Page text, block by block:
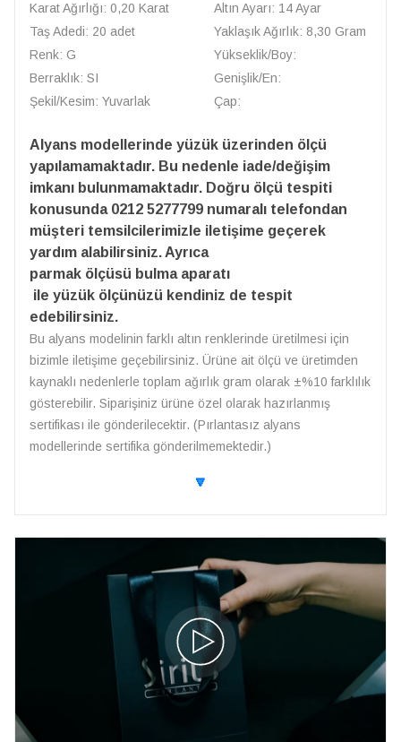
Karat Ağırlığı: 0,20 Karat
Taş Adedi: 20 adet
Renk: G
Berraklık: SI
Şekil/Kesim: Yuvarlak
Altın Ayarı: 14 Ayar
Yaklaşık Ağırlık: 8,30 Gram
Yükseklik/Boy:
Genişlik/En:
Çap:
Alyans modellerinde yüzük üzerinden ölçü
yapılamamaktadır. Bu nedenle iade/değişim
imkanı bulunmamaktadır. Doğru ölçü tespiti
konusunda 0212 5277799 numaralı telefondan
müşteri temsilcilerimizle iletişime geçerek
yardım alabilirsiniz. Ayrıca
parmak ölçüsü bulma aparatı
ile yüzük ölçünüzü kendiniz de tespit
edebilirsiniz.
Bu alyans modelinin farklı altın renklerinde üretilmesi için
bizimle iletişime geçebilirsiniz. Ürüne ait ölçü ve üretimden
kaynaklı nedenlerle toplam ağırlık gram olarak ±%10 farklılık
gösterebilir. Siparişiniz ürüne özel olarak hazırlanmış
sertifikası ile gönderilecektir. (Pırlantasız alyans
modellerinde sertifika gönderilmemektedir.)
🔽